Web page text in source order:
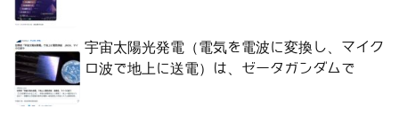
宇宙太陽光発電（電気を電波に変換し、マイク
ロ波で地上に送電）は、ゼータガンダムで